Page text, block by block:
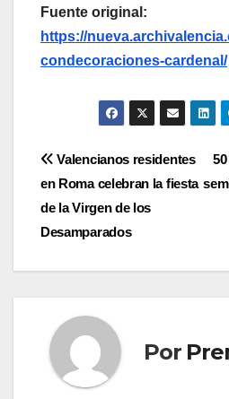
Fuente original:
https://
condecoraciones-cardenal/
Navegación
de
entradas
Valencianos residentes
en Roma celebran la fiesta
de la Virgen de los
Desamparados
Por